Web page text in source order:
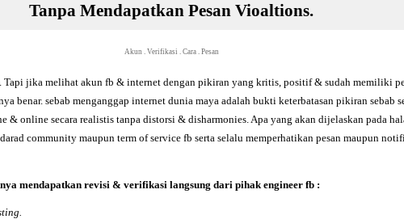
Tanpa Mendapatkan Pesan Vioaltions.
Akun . Verifikasi . Cara. Pesan
Tapi jika melihat akun fb & internet dengan pikiran yang kritis, positif & sudah memiliki
benar. sebab menganggap internet dunia maya adalah bukti keterbatasan pikiran sebab
online secara realistis tanpa distorsi & disharmonies. Apa yang akan dijelaskan pada
community maupun term of service fb serta selalu memperhatikan pesan maupun
mendapatkan revisi & verifikasi langsung dari pihak engineer fb :